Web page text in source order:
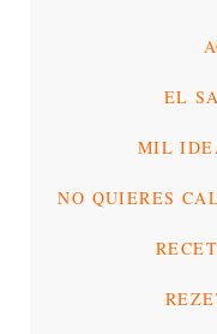
EL
MIL
NO QUIERES